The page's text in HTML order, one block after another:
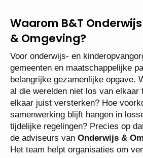
Waarom B&T Onderwijs
& Omgeving?
Voor onderwijs- en
gemeenten en maatschappelijke
belangrijke gezamenlijke opgave.
al die werelden niet los van elkaar
elkaar juist versterken? Hoe
samenwerking blijft hangen in
tijdelijke regelingen? Precies op
de adviseurs van Onderwijs &
Het team helpt organisaties om